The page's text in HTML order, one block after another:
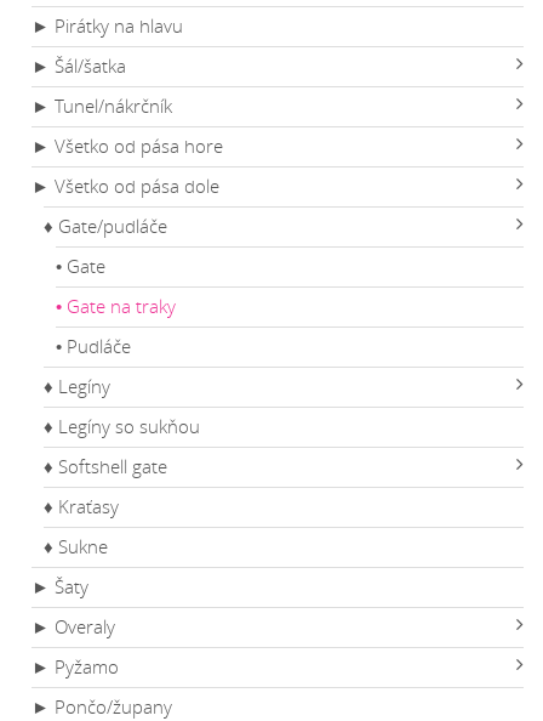
► Pirátky na hlavu
► Šál/šatka
► Tunel/nákrčník
► Všetko od pása hore
► Všetko od pása dole
♦ Gate/pudláče
• Gate
• Gate na traky
• Pudláče
♦ Legíny
♦ Legíny so sukňou
♦ Softshell gate
♦ Kraťasy
♦ Sukne
► Šaty
► Overaly
► Pyžamo
► Pončo/župany